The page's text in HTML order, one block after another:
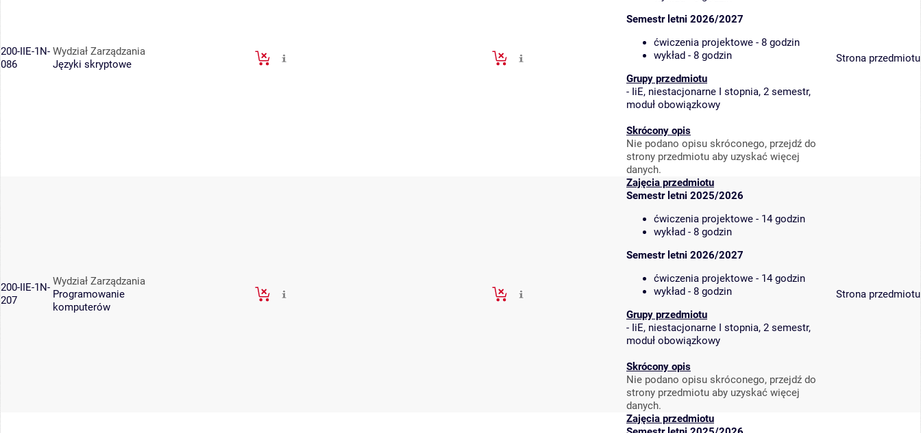
200-IIE-1N-
086
Wydział Zarządzania
Języki skryptowe
Semestr letni 2026/2027
ćwiczenia projektowe - 8 godzin
wykład - 8 godzin
Grupy przedmiotu
- IiE, niestacjonarne I stopnia, 2 semestr,
moduł obowiązkowy
Skrócony opis
Nie podano opisu skróconego, przejdź do
strony przedmiotu aby uzyskać więcej
danych.
Strona przedmiotu
200-IIE-1N-
207
Wydział Zarządzania
Programowanie
komputerów
Zajęcia przedmiotu
Semestr letni 2025/2026
ćwiczenia projektowe - 14 godzin
wykład - 8 godzin
Semestr letni 2026/2027
ćwiczenia projektowe - 14 godzin
wykład - 8 godzin
Grupy przedmiotu
- IiE, niestacjonarne I stopnia, 2 semestr,
moduł obowiązkowy
Skrócony opis
Nie podano opisu skróconego, przejdź do
strony przedmiotu aby uzyskać więcej
danych.
Strona przedmiotu
Zajęcia przedmiotu